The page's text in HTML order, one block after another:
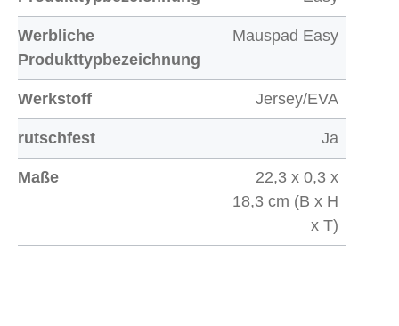
Werbliche
Produkttypbezeichnung
Mauspad Easy
Werkstoff Jersey/EVA
rutschfest Ja
Maße
22,3 x 0,3 x
18,3 cm (B x H
x T)